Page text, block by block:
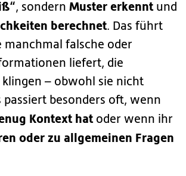
, sondern Muster erkenntund
berechnet. Das führt
manchmal falsche oder
liefert, die
– obwohl sie nicht
passiert besonders oft, wenn
Kontext hatoder wenn ihr
oder zu allgemeinen Fragen